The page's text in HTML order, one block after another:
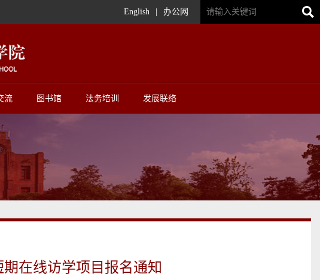
English 办公网
流 图书馆 法务培训 发展联络
在线访学项目报名通知